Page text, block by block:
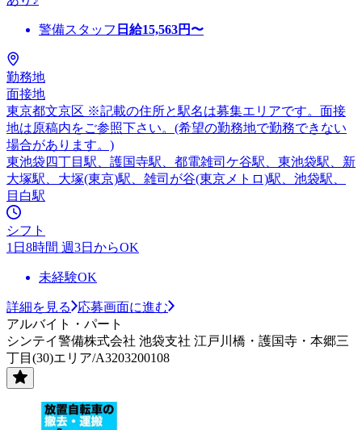
警備スタッフ 日給15,563円〜
勤務地
面接地
東京都文京区 ※記載の住所と駅名は募集エリアです。面接
地は原稿内をご参照下さい。(希望の勤務地で勤務できない
場合があります。)
東池袋四丁目駅、護国寺駅、都電雑司ケ谷駅、東池袋駅、新
大塚駅、大塚(東京)駅、雑司が谷(東京メトロ)駅、池袋駅、
目白駅
シフト
1日8時間 週3日からOK
未経験OK
詳細を見る
応募画面に進む
アルバイト・パート
シンテイ警備株式会社 池袋支社 江戸川橋・護国寺・本郷三
丁目(30)エリア/A3203200108